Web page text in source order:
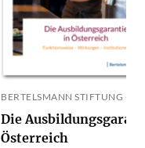
BERTELSMANN STIFTUNG
Die
Österreich